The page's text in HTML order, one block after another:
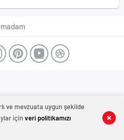
ve mevzuata uygun şekilde
içinveri politikamızı